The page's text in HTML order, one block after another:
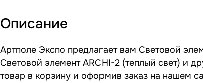
Описание
Артполе Экспо предлагает вам Световой
Световой элемент ARCHI-2 (теплый свет) и
товар в корзину и оформив заказ на нашем